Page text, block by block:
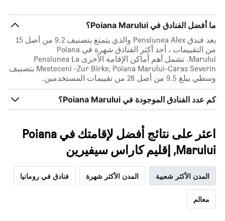
ما أفضل الفنادق في Poiana Marului؟
يعد فندق Pensiunea Alex والذي يتمتع بتصنيف 9.2 من أصل 15
من التقييمات ، أحد أكثر الفنادق شهرة في Poiana
Marului. تشمل أهم أماكن الإقامة الأخرى Pensiunea La
Mesteceni -Zur Birke, Poiana Marului-Caras Severin بتصنيف
وسطي يبلغ 9.5 من أصل 28 من تقييمات المستخدمين.
كم عدد الفنادق الموجودة في Poiana Marului؟
اعثر على نتائج أفضل لإقامتك في Poiana
Marului, إقليم كاراس سيفيرين
المدن الأكثر شعبية المدن الأكثر شهرة فنادق في رومانيا
معالم